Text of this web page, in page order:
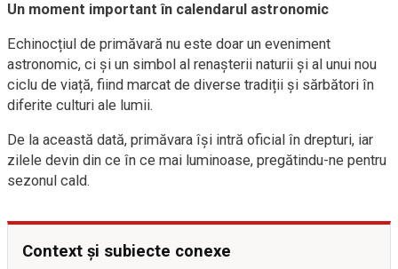
Un moment important în calendarul astronomic
Echinocțiul de primăvară nu este doar un eveniment
astronomic, ci și un simbol al renașterii naturii și al unui nou
ciclu de viață, fiind marcat de diverse tradiții și sărbători în
diferite culturi ale lumii.
De la această dată, primăvara își intră oficial în drepturi, iar
zilele devin din ce în ce mai luminoase, pregătindu-ne pentru
sezonul cald.
Context și subiecte conexe